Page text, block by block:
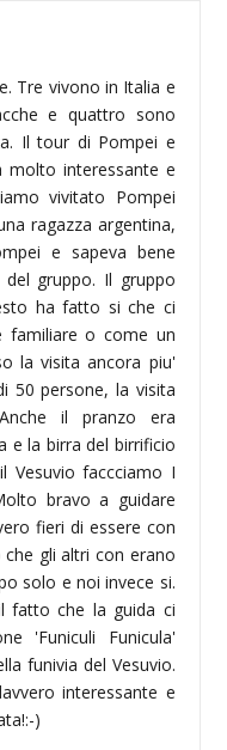
Tre vivono in Italia e
e quattro sono
Il tour di Pompei e
molto interessante e
vivitato Pompei
ragazza argentina,
e sapeva bene
gruppo. Il gruppo
ha fatto si che ci
familiare o come un
la visita ancora piu'
50 persone, la visita
il pranzo era
e la birra del birrificio
Vesuvio faccciamo I
bravo a guidare
fieri di essere con
gli altri con erano
solo e noi invece si.
fatto che la guida ci
'Funiculi Funicula'
funivia del Vesuvio.
interessante e
)